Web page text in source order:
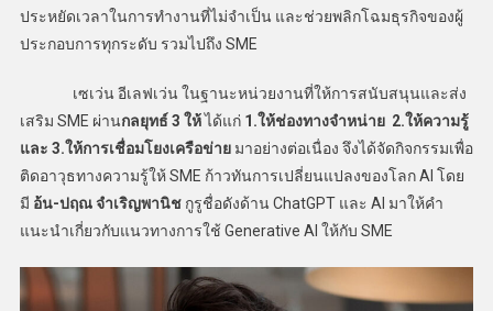
ประหยัดเวลาในการทำงานที่ไม่จำเป็น และช่วยพลิกโฉมธุรกิจของผู้
ประกอบการทุกระดับ รวมไปถึง SME
เซเว่น อีเลฟเว่น ในฐานะหน่วยงานที่ให้การสนับสนุนและส่ง
เสริม SME ผ่านกลยุทธ์ 3 ให้ได้แก่ 1.ให้ช่องทางจำหน่าย 2.ให้ความรู้
และ 3.ให้การเชื่อมโยงเครือข่ายมาอย่างต่อเนื่อง จึงได้จัดกิจกรรมเพื่อ
ติดอาวุธทางความรู้ให้ SME ก้าวทันการเปลี่ยนแปลงของโลก AI โดย
มี อ้น-ปฤณ จำเริญพานิชกูรูชื่อดังด้าน ChatGPT และ AI มาให้คำ
แนะนำเกี่ยวกับแนวทางการใช้ Generative AI ให้กับ SME